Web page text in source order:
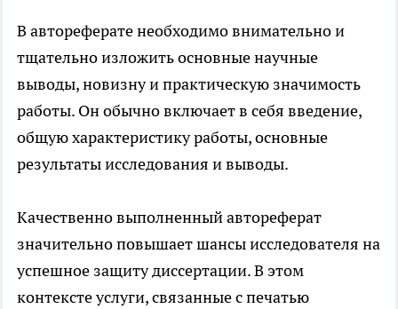
В автореферате необходимо внимательно и
тщательно изложить основные научные
выводы, новизну и практическую значимость
работы. Он обычно включает в себя введение,
общую характеристику работы, основные
результаты исследования и выводы.
Качественно выполненный автореферат
значительно повышает шансы исследователя на
успешное защиту диссертации. В этом
контексте услуги, связанные с печатью